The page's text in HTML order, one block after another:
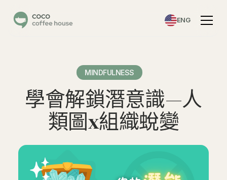
ENG
MINDFULNESS
學會解鎖潛意識—人
類圖x組織蛻變